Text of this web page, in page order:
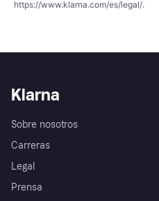
https://www.klarna.com/es/legal/.
Klarna
Sobre nosotros
Carreras
Legal
Prensa